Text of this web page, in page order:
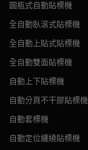
圓瓶式自動貼標機
全自動臥滾式貼標機
全自動上貼式貼標機
全自動雙面貼標機
自動上下貼標機
自動分頁不干膠貼標機
自動套標機
自動定位纏繞貼標機